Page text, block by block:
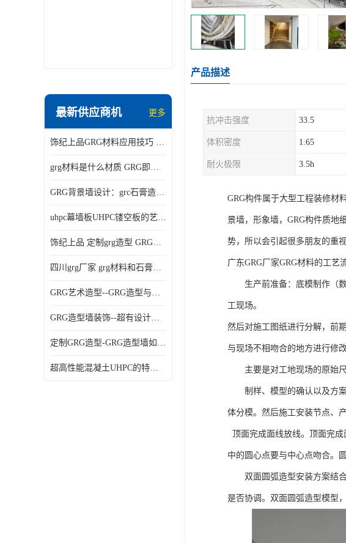
最新供应商机 更多
饰纪上品GRG材料应用技巧 如何在工程中实现装饰效果
grg材料是什么材质 GRG即玻璃纤维增强石膏
GRG背景墙设计：grc石膏造型的创意灵感集
uhpc幕墙板UHPC镂空板的艺术：UHPC材质的革新力量
饰纪上品 定制grg造型 GRG吊材料特性与厚度
四川grg厂家 grg材料和石膏的区别
GRG艺术造型--GRG造型与会展中心装饰空间的**碰撞
GRG造型墙装饰--超有设计感的网红打卡餐厅GRG造型墙面
定制GRG造型-GRG造型墙如何上颜色
超高性能混凝土UHPC的特点和UHPC技术要求
产品描述
抗冲击强度 33.5
体积密度 1.65
耐火极限 3.5h
GRG构件属于大型工程装修材
景墙，形象墙，GRG构件质地
势，所以会引起很多朋友的重视
广东GRG厂家GRG材料的工艺
生产前准备：底模制作（数
工现场。
然后对施工图纸进行分解，前
与现场不相吻合的地方进行修
主要是对工地现场的原始尺
制样、模型的确认以及方案
体分模。然后施工安装节点、
顶面完成面线放线。顶面完
中的圆心点要与中心点吻合。
双面圆弧造型安装方案结合
是否协调。双面圆弧造型模型